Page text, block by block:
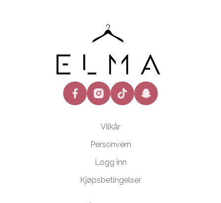
facebookinstagramtiktok snapchat
Vilkår
Personvern
Logg inn
Kjøpsbetingelser